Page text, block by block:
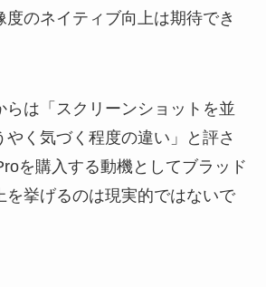
度のネイティブ向上は期待でき
らは「スクリーンショットを並
く気づく程度の違い」と評さ
を購入する動機としてブラッド
を挙げるのは現実的ではないで